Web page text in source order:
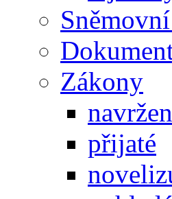
Zákony
přijaté